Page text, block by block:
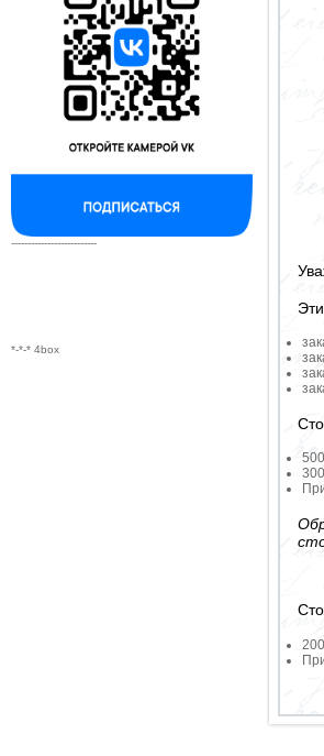
--------------------------
*-*-* 4box